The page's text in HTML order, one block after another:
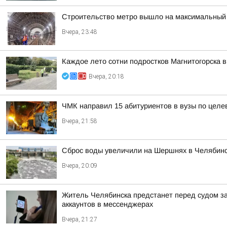
Строительство метро вышло на максимальный
Вчера, 23:48
Каждое лето сотни подростков Магнитогорска
Вчера, 20:18
ЧМК направил 15 абитуриентов в вузы по
Вчера, 21:58
Сброс воды увеличили на Шершнях в
Вчера, 20:09
Житель Челябинска предстанет перед судом
аккаунтов в мессенджерах
Вчера, 21:27